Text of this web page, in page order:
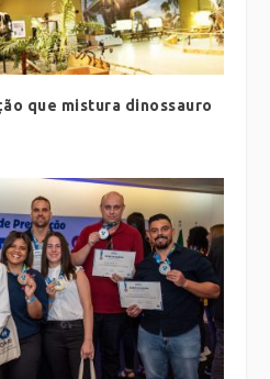
que mistura dinossauro